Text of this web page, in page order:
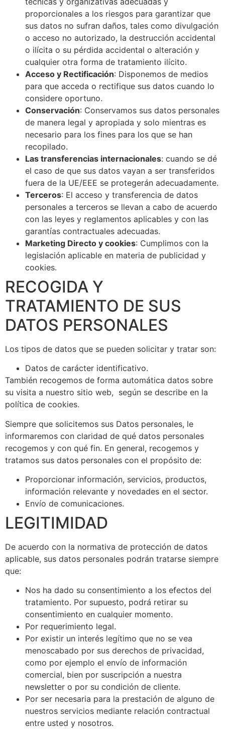
proporcionales a los riesgos para garantizar que
sus datos no sufran daños, tales como divulgación
o acceso no autorizado, la destrucción accidental
o ilícita o su pérdida accidental o alteración y
cualquier otra forma de tratamiento ilícito.
Acceso y Rectificación: Disponemos de medios
para que acceda o rectifique sus datos cuando lo
considere oportuno.
Conservación: Conservamos sus datos personales
de manera legal y apropiada y solo mientras es
necesario para los fines para los que se han
recopilado.
Las transferencias internacionales: cuando se dé
el caso de que sus datos vayan a ser transferidos
fuera de la UE/EEE se protegerán adecuadamente.
Terceros: El acceso y transferencia de datos
personales a terceros se llevan a cabo de acuerdo
con las leyes y reglamentos aplicables y con las
garantías contractuales adecuadas.
Marketing Directo y cookies: Cumplimos con la
legislación aplicable en materia de publicidad y
cookies.
RECOGIDA Y
TRATAMIENTO DE SUS
DATOS PERSONALES
Los tipos de datos que se pueden solicitar y tratar son:
Datos de carácter identificativo.
También recogemos de forma automática datos sobre
su visita a nuestro sitio web, según se describe en la
política de cookies.
Siempre que solicitemos sus Datos personales, le
informaremos con claridad de qué datos personales
recogemos y con qué fin. En general, recogemos y
tratamos sus datos personales con el propósito de:
Proporcionar información, servicios, productos,
información relevante y novedades en el sector.
Envío de comunicaciones.
LEGITIMIDAD
De acuerdo con la normativa de protección de datos
aplicable, sus datos personales podrán tratarse siempre
que:
Nos ha dado su consentimiento a los efectos del
tratamiento. Por supuesto, podrá retirar su
consentimiento en cualquier momento.
Por requerimiento legal.
Por existir un interés legítimo que no se vea
menoscabado por sus derechos de privacidad,
como por ejemplo el envío de información
comercial, bien por suscripción a nuestra
newsletter o por su condición de cliente.
Por ser necesaria para la prestación de alguno de
nuestros servicios mediante relación contractual
entre usted y nosotros.